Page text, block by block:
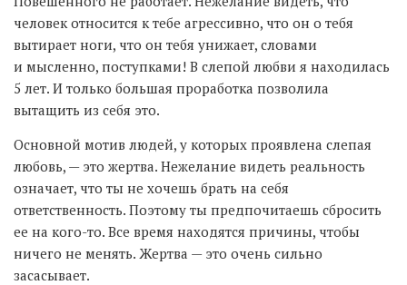
человек относится к тебе агрессивно, что он о тебя
вытирает ноги, что он тебя унижает, словами
и мысленно, поступками! В слепой любви я находилась
5 лет. И только большая проработка позволила
вытащить из себя это.
Основной мотив людей, у которых проявлена слепая
любовь, — это жертва. Нежелание видеть реальность
означает, что ты не хочешь брать на себя
ответственность. Поэтому ты предпочитаешь сбросить
ее на кого-то. Все время находятся причины, чтобы
ничего не менять. Жертва — это очень сильно
засасывает.